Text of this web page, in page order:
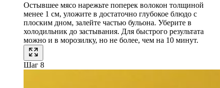
Остывшее мясо нарежьте поперек волокон толщиной
менее 1 см, уложите в достаточно глубокое блюдо с
плоским дном, залейте частью бульона. Уберите в
холодильник до застывания. Для быстрого результата
можно и в морозилку, но не более, чем на 10 минут.
Шаг 8